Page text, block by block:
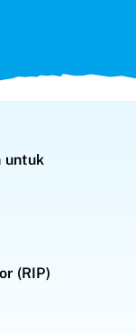
untuk
(RIP)